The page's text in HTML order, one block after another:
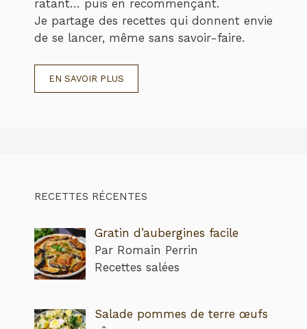
ratant… puis en recommençant.
Je partage des recettes qui donnent envie
de se lancer, même sans savoir-faire.
EN SAVOIR PLUS
RECETTES RÉCENTES
Gratin d’aubergines facile
Par Romain Perrin
Recettes salées
Salade pommes de terre œufs